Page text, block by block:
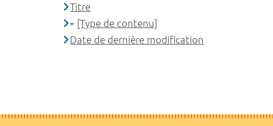
Titre
[Type de contenu]
Date de dernière modification